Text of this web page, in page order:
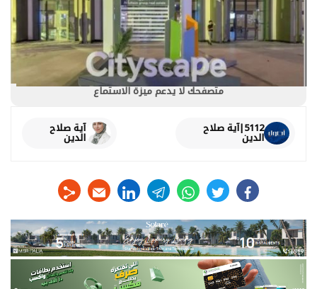
متصفحك لا يدعم ميزة الاستماع
5112|آية صلاح
الدين
آية صلاح
الدين
facebook
twitter
whats
telegram
linkedin